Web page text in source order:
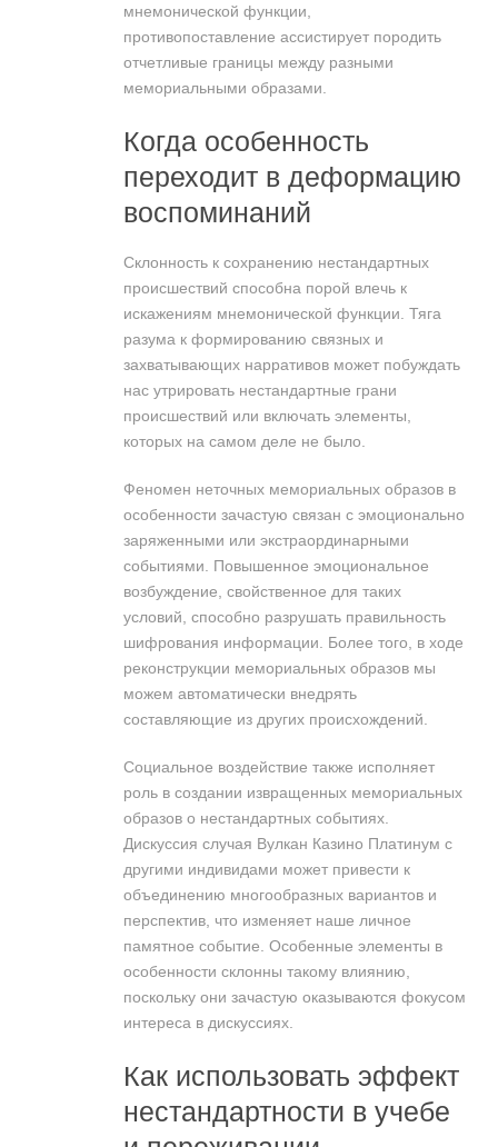
мнемонической функции,
противопоставление ассистирует породить
отчетливые границы между разными
мемориальными образами.
Когда особенность
переходит в деформацию
воспоминаний
Склонность к сохранению нестандартных
происшествий способна порой влечь к
искажениям мнемонической функции. Тяга
разума к формированию связных и
захватывающих нарративов может побуждать
нас утрировать нестандартные грани
происшествий или включать элементы,
которых на самом деле не было.
Феномен неточных мемориальных образов в
особенности зачастую связан с эмоционально
заряженными или экстраординарными
событиями. Повышенное эмоциональное
возбуждение, свойственное для таких
условий, способно разрушать правильность
шифрования информации. Более того, в ходе
реконструкции мемориальных образов мы
можем автоматически внедрять
составляющие из других происхождений.
Социальное воздействие также исполняет
роль в создании извращенных мемориальных
образов о нестандартных событиях.
Дискуссия случая Вулкан Казино Платинум с
другими индивидами может привести к
объединению многообразных вариантов и
перспектив, что изменяет наше личное
памятное событие. Особенные элементы в
особенности склонны такому влиянию,
поскольку они зачастую оказываются фокусом
интереса в дискуссиях.
Как использовать эффект
нестандартности в учебе